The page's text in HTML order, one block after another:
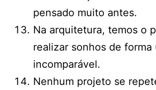
pensado muito antes.
Na arquitetura, temos o
realizar sonhos de forma
incomparável.
Nenhum projeto se